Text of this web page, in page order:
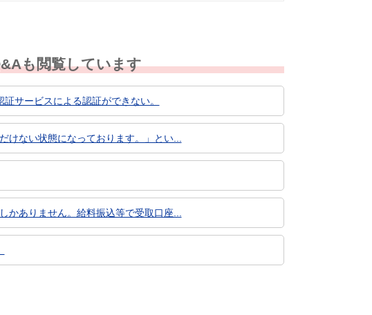
も閲覧しています
サービスによる認証ができない。
けない状態になっております。」とい...
ありません。給料振込等で受取口座...